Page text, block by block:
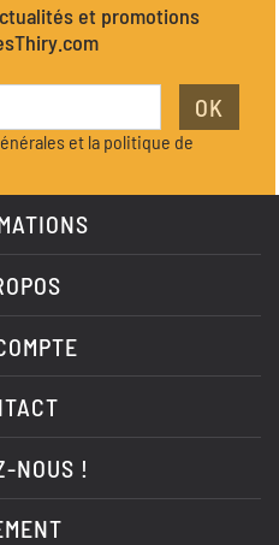
et promotions
OK
et la politique de
NOUS !